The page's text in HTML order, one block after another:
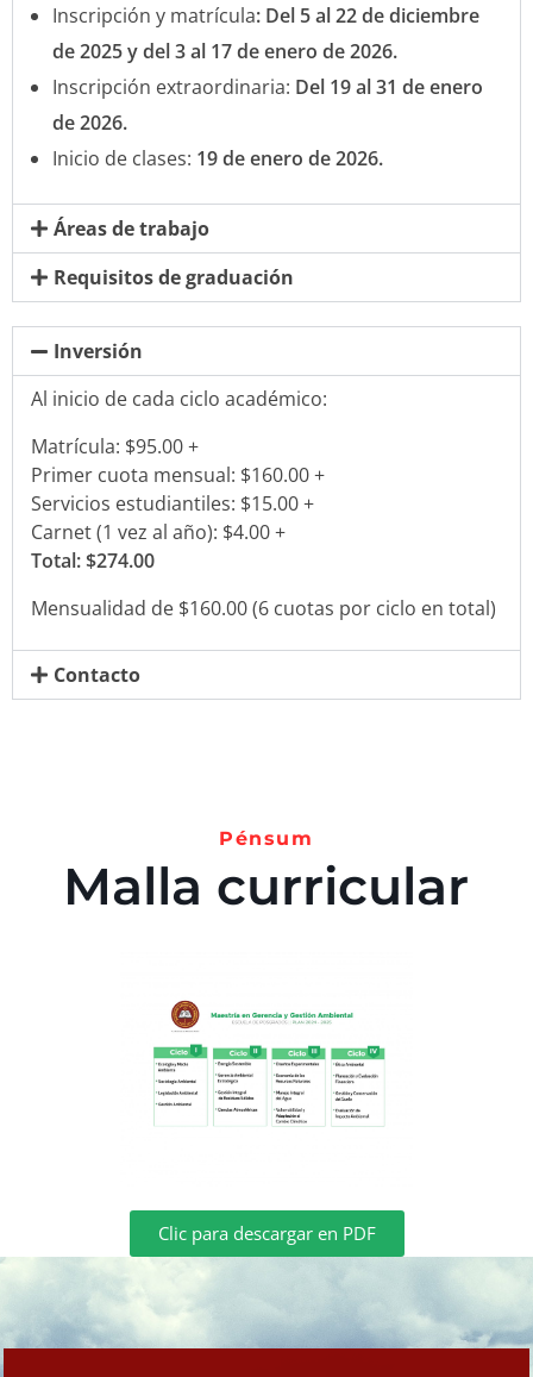
Inscripción y matrícula: Del 5 al 22 de diciembre
de 2025 y del 3 al 17 de enero de 2026.
Inscripción extraordinaria: Del 19 al 31 de enero
de 2026.
Inicio de clases: 19 de enero de 2026.
Áreas de trabajo
Requisitos de graduación
Inversión
Al inicio de cada ciclo académico:
Matrícula: $95.00 +
Primer cuota mensual: $160.00 +
Servicios estudiantiles: $15.00 +
Carnet (1 vez al año): $4.00 +
Total: $274.00
Mensualidad de $160.00 (6 cuotas por ciclo en total)
Contacto
Pénsum
Malla curricular
Clic para descargar en PDF